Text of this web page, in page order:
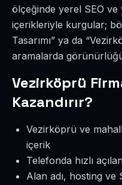
ölçeğinde yerel SEO ve
içerikleriyle kurgular;
Tasarımı” ya da
aramalarda
Vezirköprü
Kazandırır?
Vezirköprü ve
içerik
Telefonda hızlı
Alan adı, hosting ve